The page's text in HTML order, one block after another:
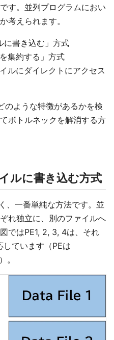
す。並列プログラムにおい
考えられます。
に書き込む」方式
集約する」方式
ルにダイレクトにアクセス
のような特徴があるかを検
ボトルネックを解消する方
ルに書き込む方式
、一番単純な方法です。並
れ独立に、別のファイルへ
ではPE1, 2, 3, 4は、それ
ています（PEは
。